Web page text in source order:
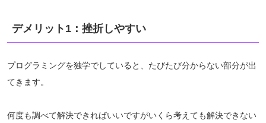
デメリット1：挫折しやすい
プログラミングを独学でしていると、たびたび分からない部分が出
てきます。
何度も調べて解決できればいいですがいくら考えても解決できない